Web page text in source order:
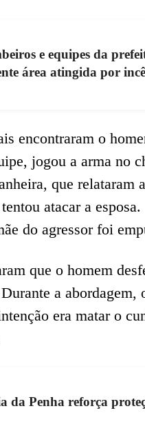
e equipes da
área atingida por
encontraram o
jogou a arma no
que relataram
atacar a esposa.
do agressor foi
que o homem
a abordagem,
era matar o
Penha reforça